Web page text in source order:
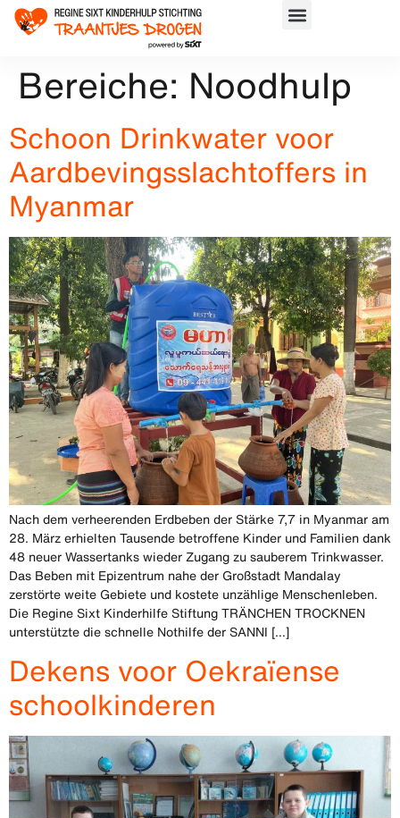
Bereiche: Noodhulp
Schoon Drinkwater voor
Aardbevingsslachtoffers in
Myanmar
Nach dem verheerenden Erdbeben der Stärke 7,7 in Myanmar am
28. März erhielten Tausende betroffene Kinder und Familien dank
48 neuer Wassertanks wieder Zugang zu sauberem Trinkwasser.
Das Beben mit Epizentrum nahe der Großstadt Mandalay
zerstörte weite Gebiete und kostete unzählige Menschenleben.
Die Regine Sixt Kinderhilfe Stiftung TRÄNCHEN TROCKNEN
unterstützte die schnelle Nothilfe der SANNI […]
Dekens voor Oekraïense
schoolkinderen